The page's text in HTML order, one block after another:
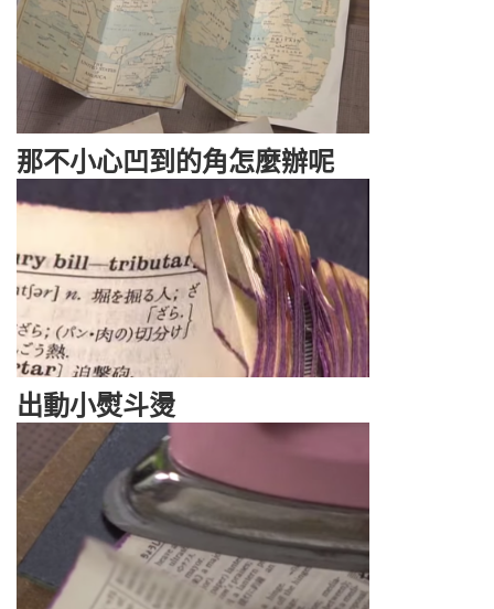
那不小心凹到的角怎麼辦呢
出動小熨斗燙